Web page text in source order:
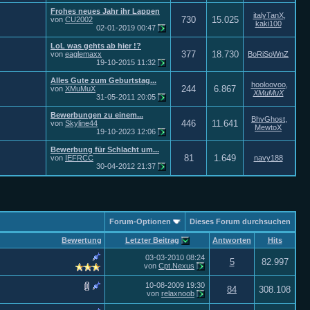
Frohes neues Jahr ihr Lappen
von CU2002
02-01-2019 00:47
730 15.025 italyTanX,
kaki100
LoL was gehts ab hier !?
von eaglemaxx
19-10-2015 11:32
377 18.730 BoRiSoWnZ
Alles Gute zum Geburtstag...
von XMuMuX
31-05-2011 20:05
244 6.867 hooloovoo,
XMuMuX
Bewerbungen zu einem...
von Skyline44
19-10-2023 12:06
446 11.641 BhvGhost
MewtoX
Bewerbung für Schlacht um...
von IEFRCC
30-04-2012 21:37
81 1.649 navy188
Forum-Optionen Dieses Forum durchsuchen
Bewertung Letzter Beitrag Antworten Hits
03-03-2010 08:24
von Cpt.Nexus 5 82.997
10-08-2009 19:30
von relaxnoob 84 308.108